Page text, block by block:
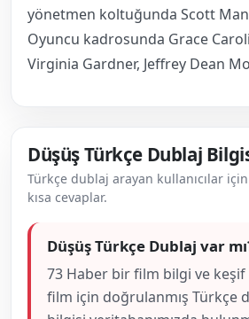
yönetmen koltuğunda Scott
Oyuncu kadrosunda Grace
Virginia Gardner, Jeffrey Dean
Düşüş Türkçe Dublaj
Türkçe dublaj arayan kullanıcılar
kısa cevaplar.
Düşüş Türkçe Dublaj var
73 Haber bir film bilgi ve keşif
film için doğrulanmış Türkçe